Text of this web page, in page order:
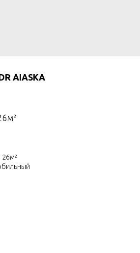
AIАSKA
26м²